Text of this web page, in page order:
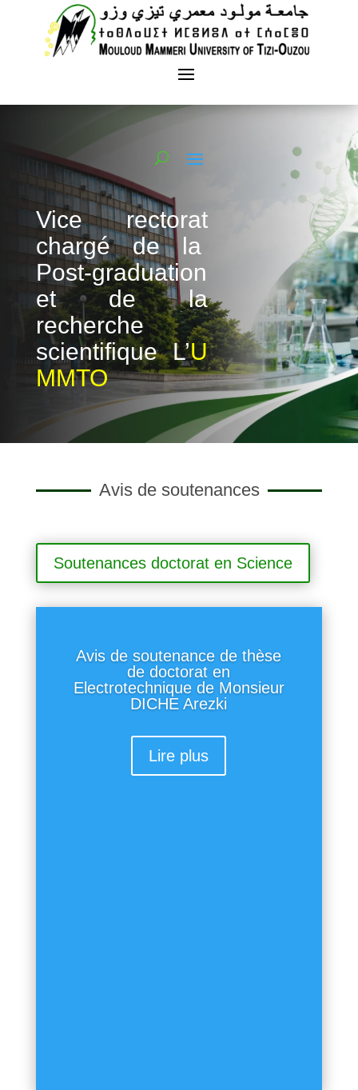
Vice rectorat
chargé de la
Post-graduation
et de la
recherche
scientifiqueL’U
MMTO
Avis de soutenances
Soutenances doctorat en Science
Avis de soutenance de thèse
de doctorat en
Electrotechnique de Monsieur
DICHE Arezki
Lire plus